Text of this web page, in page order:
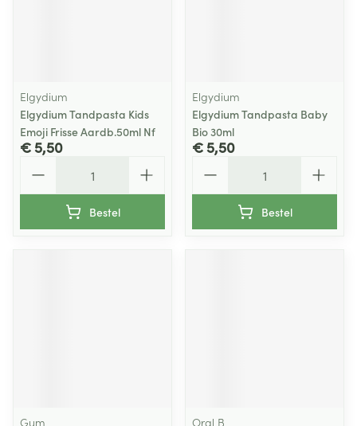
Elgydium
Elgydium Tandpasta Kids
Emoji Frisse Aardb.50ml Nf
€ 5,50
Bestel
Elgydium
Elgydium Tandpasta Baby
Bio 30ml
€ 5,50
Bestel
Gum Oral B